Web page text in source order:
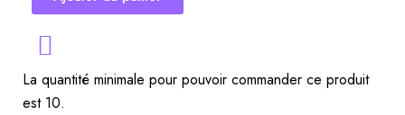
La quantité minimale pour pouvoir commander ce produit
est 10.